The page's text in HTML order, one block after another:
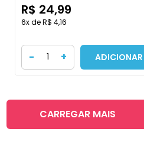
R$ 24,99
6x de R$ 4,16
- + ADICIONAR
CARREGAR MAIS